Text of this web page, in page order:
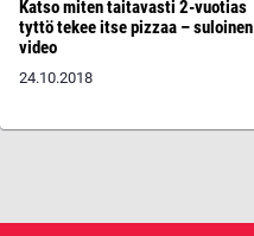
Katso miten taitavasti 2-vuotias
tyttö tekee itse pizzaa – suloinen
video
24.10.2018